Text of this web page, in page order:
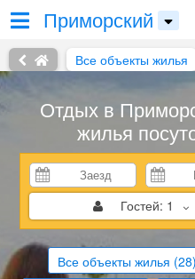
Приморский
Все объекты жилья
Отдых в
жилья
Гостей: 1
Все объекты жилья (28)